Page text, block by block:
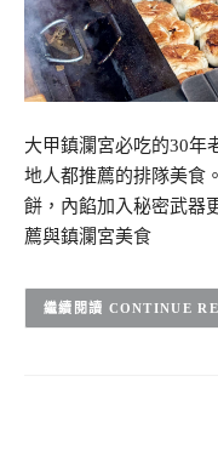
大甲鎮瀾宮必吃的30年
地人都推薦的排隊美食
餅，內餡加入秘密武器
薦與鎮瀾宮美食
CONTINUE